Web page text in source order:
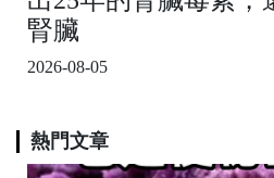
腎臟
2026-08-05
熱門文章